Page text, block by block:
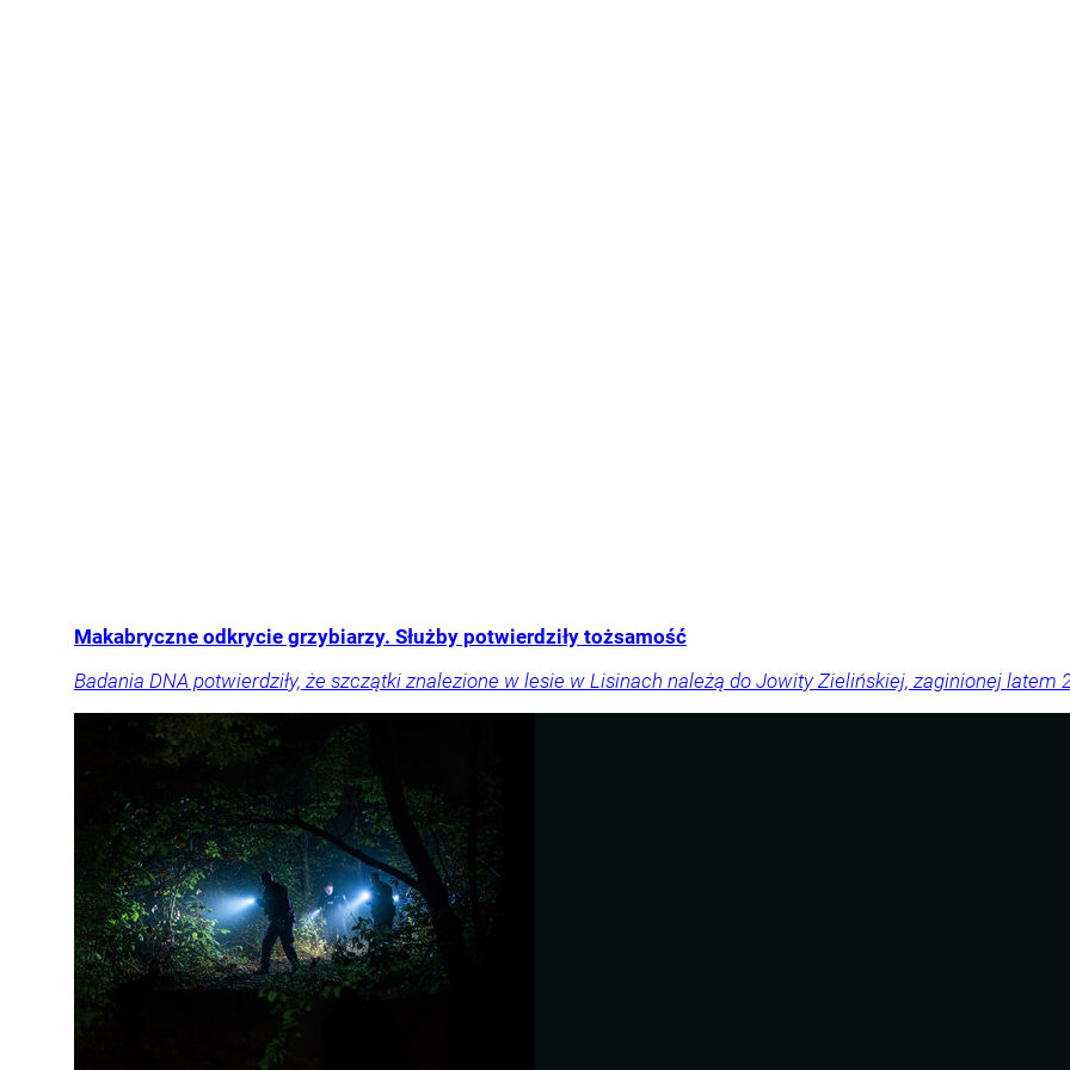
Makabryczne odkrycie grzybiarzy. Służby potwierdziły tożsamość
Badania DNA potwierdziły, że szczątki znalezione w lesie w Lisinach należą do Jowity Zielińskiej, zaginionej latem